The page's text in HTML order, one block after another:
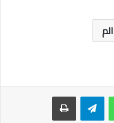
واتساب تيلقرام